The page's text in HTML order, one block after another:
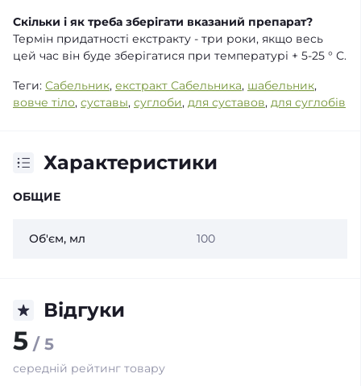
Скільки і як треба зберігати вказаний препарат?
Термін придатності екстракту - три роки, якщо весь
цей час він буде зберігатися при температурі + 5-25 ° С.
Теги: Сабельник, екстракт Сабельника, шабельник,
вовче тіло, суставы, суглоби, для суставов, для суглобів
Характеристики
ОБЩИЕ
Об'єм, мл 100
Відгуки
5 / 5
середній рейтинг товару